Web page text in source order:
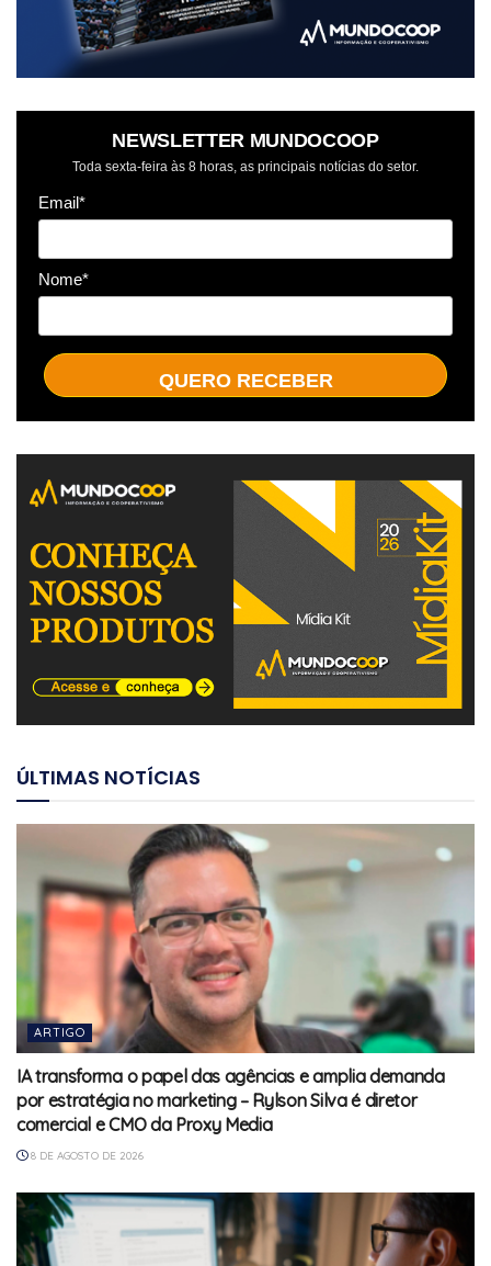
NEWSLETTER MUNDOCOOP
Toda sexta-feira às 8 horas, as principais notícias do setor.
Email*
Nome*
QUERO RECEBER
ÚLTIMAS NOTÍCIAS
ARTIGO
IA transforma o papel das agências e amplia demanda
por estratégia no marketing – Rylson Silva é diretor
comercial e CMO da Proxy Media
8 DE AGOSTO DE 2026